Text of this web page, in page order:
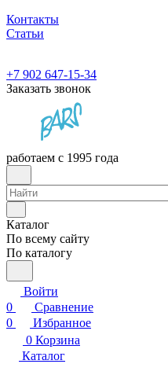
Контакты
Статьи
+7 902 647-15-34
Заказать звонок
работаем с 1995 года
Каталог
По всему сайту
По каталогу
Войти
0
Сравнение
0
Избранное
0 Корзина
Каталог